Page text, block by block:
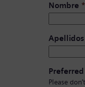
Nombre *
Apellidos
Please